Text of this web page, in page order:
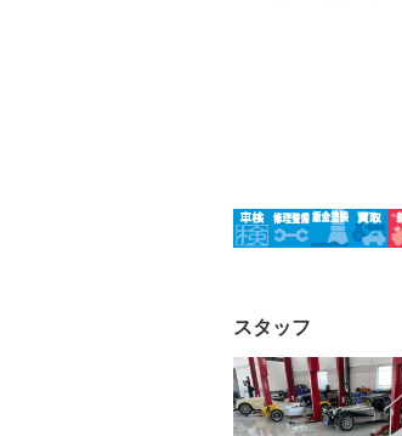
スタッフ